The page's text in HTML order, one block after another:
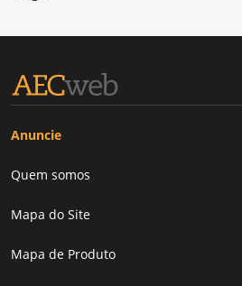
Anuncie
Quem somos
Mapa do Site
Mapa de Produto